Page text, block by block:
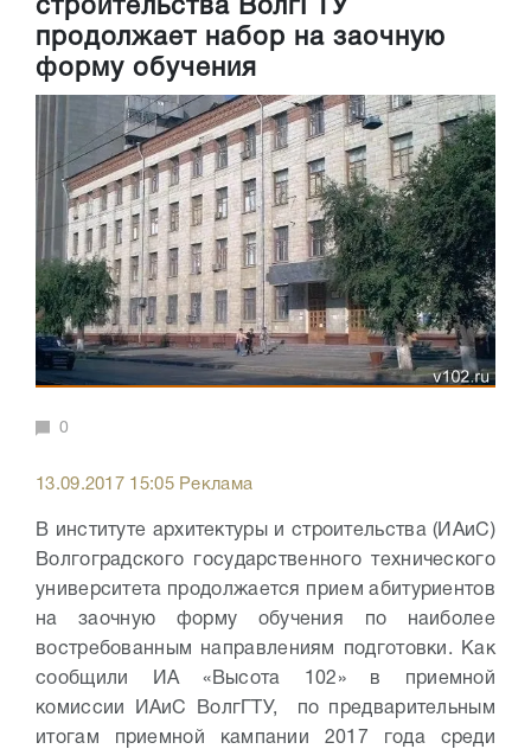
строительства ВолгГТУ
продолжает набор на заочную
форму обучения
0
13.09.2017 15:05 Реклама
В институте архитектуры и строительства (ИАиС)
Волгоградского государственного технического
университета продолжается прием абитуриентов
на заочную форму обучения по наиболее
востребованным направлениям подготовки. Как
сообщили ИА «Высота 102» в приемной
комиссии ИАиС ВолгГТУ, по предварительным
итогам приемной кампании 2017 года среди